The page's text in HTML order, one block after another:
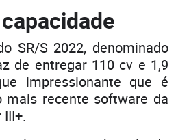
SR/S 2022, denominado
de entregar 110 cv e 1,9
impressionante que é
mais recente software da